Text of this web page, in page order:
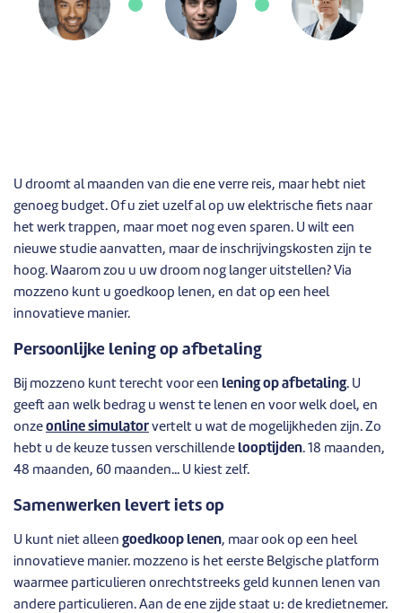
U droomt al maanden van die ene verre reis, maar hebt niet
genoeg budget. Of u ziet uzelf al op uw elektrische fiets naar
het werk trappen, maar moet nog even sparen. U wilt een
nieuwe studie aanvatten, maar de inschrijvingskosten zijn te
hoog. Waarom zou u uw droom nog langer uitstellen? Via
mozzeno kunt u goedkoop lenen, en dat op een heel
innovatieve manier.
Persoonlijke lening op afbetaling
Bij mozzeno kunt terecht voor een lening op afbetaling. U
geeft aan welk bedrag u wenst te lenen en voor welk doel, en
onze online simulator vertelt u wat de mogelijkheden zijn. Zo
hebt u de keuze tussen verschillende looptijden. 18 maanden,
48 maanden, 60 maanden... U kiest zelf.
Samenwerken levert iets op
U kunt niet alleen goedkoop lenen, maar ook op een heel
innovatieve manier. mozzeno is het eerste Belgische platform
waarmee particulieren onrechtstreeks geld kunnen lenen van
andere particulieren. Aan de ene zijde staat u: de kredietnemer.